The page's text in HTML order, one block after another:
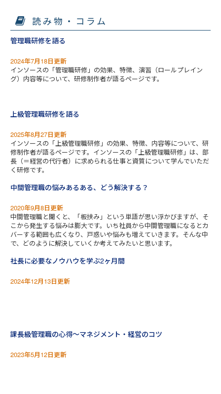
読み物・コラム
管理職研修を語る
2024年7月18日更新
インソースの「管理職研修」の効果、特徴、演習（ロールプレイン
グ）内容等について、研修制作者が語るページです。
上級管理職研修を語る
2025年8月27日更新
インソースの「上級管理職研修」の効果、特徴、内容等について、研
修制作者が語るページです。インソースの「上級管理職研修」は、部
長（＝経営の代行者）に求められる仕事と資質について学んでいただ
く研修です。
中間管理職の悩みあるある、どう解決する？
2020年9月8日更新
中間管理職と聞くと、「板挟み」という単語が思い浮かびますが、そ
こから発生する悩みは膨大です。いち社員から中間管理職になるとカ
バーする範囲も広くなり、戸惑いや悩みも増えていきます。そんな中
で、どのように解決していくか考えてみたいと思います。
社長に必要なノウハウを学ぶ2ヶ月間
2024年12月13日更新
課長級管理職の心得～マネジメント・経営のコツ
2023年5月12日更新